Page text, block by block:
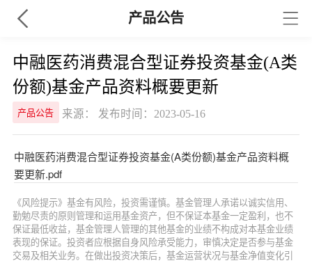
产品公告
中融医药消费混合型证券投资基金(A类
份额)基金产品资料概要更新
产品公告 来源： 发布时间：2023-05-16
中融医药消费混合型证券投资基金(A类份额)基金产品资料概
要更新.pdf
《风险提示》基金有风险，投资需谨慎。基金管理人承诺以诚实信用、
勤勉尽责的原则管理和运用基金资产，但不保证本基金一定盈利，也不
保证最低收益，基金管理人管理的其他基金的业绩不构成对本基金业绩
表现的保证。投资者应根据自身风险承受能力，审慎决定是否参与基金
交易及相关业务。在做出投资决策后，基金运营状况与基金净值变化引